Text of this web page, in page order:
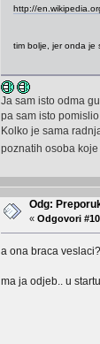
http://
tim bolje, jer onda je
Ja sam isto odma
pa sam isto
Kolko je sama
poznatih osoba
Odg:
«Odgovori
a ona braca veslaci?
ma ja odjeb.. u